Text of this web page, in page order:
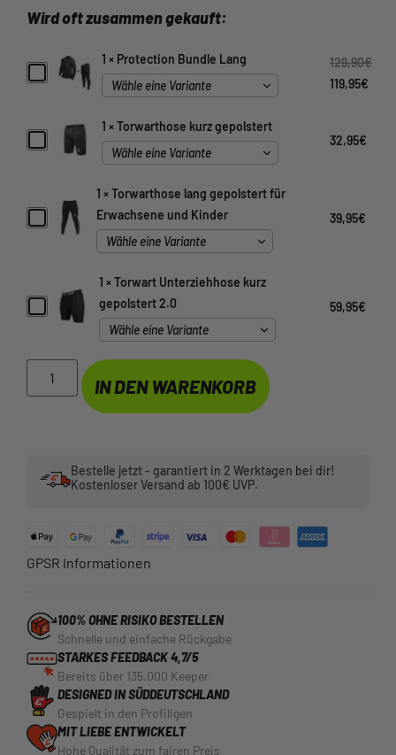
Wird oft zusammen gekauft:
Protection
Bundle
1 × Protection Bundle Lang 129,90€
119,95€
Torwarthose
kurz
1 ×Torwarthose kurz gepolstert
32,95€
Torwarthose
lang
Kinder
1 ×Torwarthose lang gepolstert für
Erwachsene und Kinder
39,95€
Torwart
Unterziehhose
2.0
1 ×Torwart Unterziehhose kurz
gepolstert 2.0
59,95€
IN DEN WARENKORB
Bestelle jetzt - garantiert in 2 Werktagen bei dir!
Kostenloser Versand ab 100€ UVP.
GPSR Informationen
100% OHNE RISIKO BESTELLEN
Schnelle und einfache Rückgabe
STARKES FEEDBACK 4,7/5
Bereits über 135.000 Keeper
DESIGNED IN SÜDDEUTSCHLAND
Gespielt in den Profiligen
MIT LIEBE ENTWICKELT
Hohe Qualität zum fairen Preis